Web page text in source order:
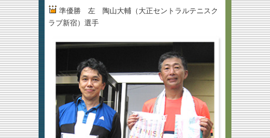
準優勝 左 陶山大輔（大正セントラルテニスク
ラブ新宿）選手